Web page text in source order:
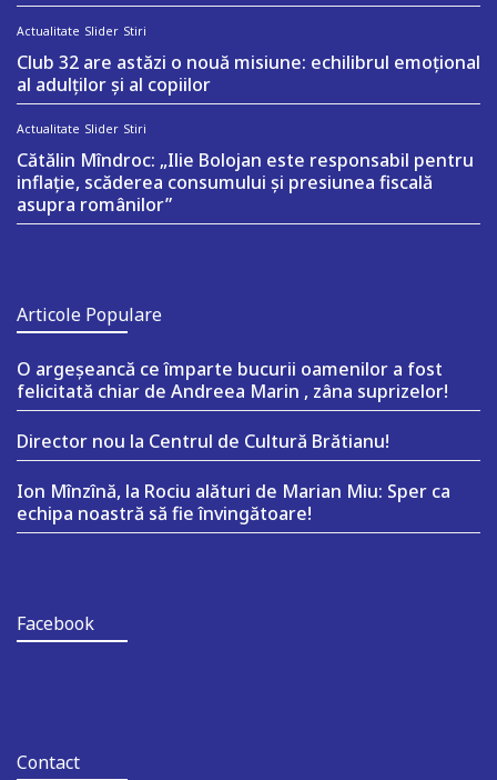
Actualitate Slider Stiri
Club 32 are astăzi o nouă misiune: echilibrul emoțional
al adulților și al copiilor
Actualitate Slider Stiri
Cătălin Mîndroc: „Ilie Bolojan este responsabil pentru
inflație, scăderea consumului și presiunea fiscală
asupra românilor”
Articole Populare
O argeşeancă ce împarte bucurii oamenilor a fost
felicitată chiar de Andreea Marin , zâna suprizelor!
Director nou la Centrul de Cultură Brătianu!
Ion Mînzînă, la Rociu alături de Marian Miu: Sper ca
echipa noastră să fie învingătoare!
Facebook
Contact